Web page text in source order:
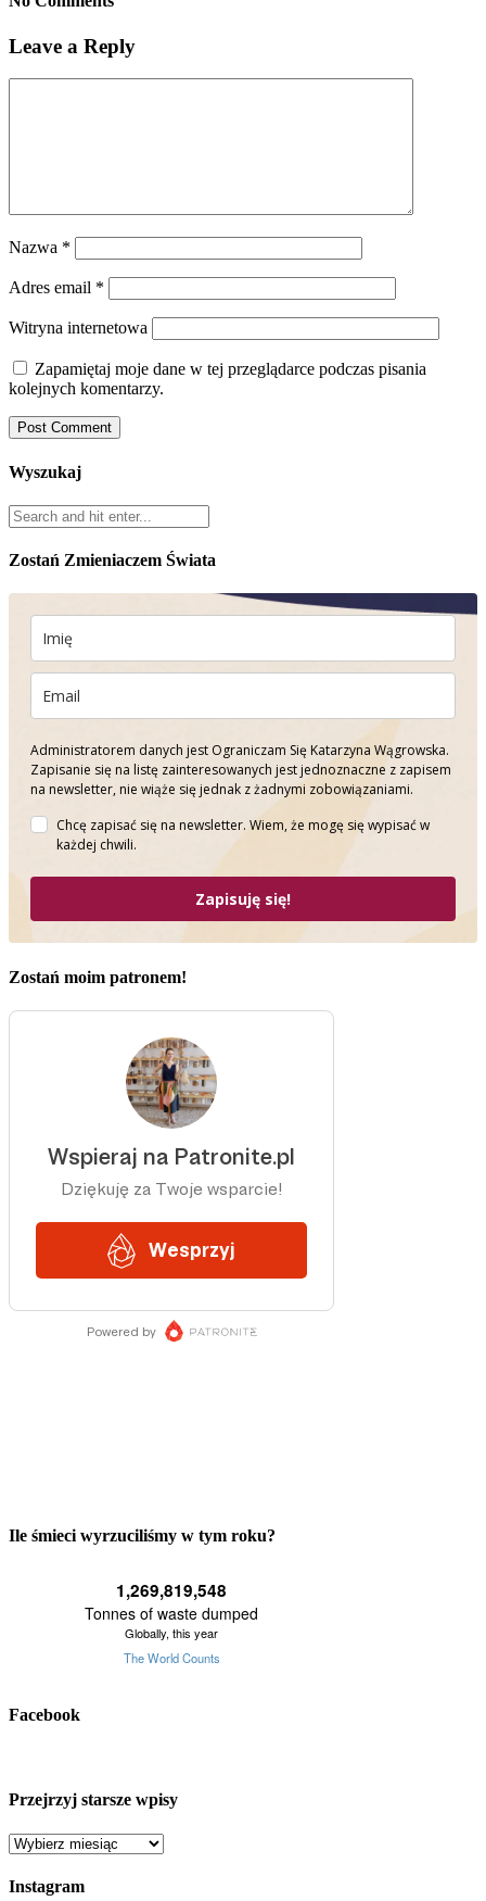
Leave a Reply
Nazwa *
Adres email *
Witryna internetowa
Zapamiętaj moje dane w tej przeglądarce podczas pisania
kolejnych komentarzy.
Wyszukaj
Zostań Zmieniaczem Świata
Administratorem danych jest Ograniczam Się Katarzyna Wągrowska.
Zapisanie się na listę zainteresowanych jest jednoznaczne z zapisem
na newsletter, nie wiąże się jednak z żadnymi zobowiązaniami.
Chcę zapisać się na newsletter. Wiem, że mogę się wypisać w
każdej chwili.
Zapisuję się!
Zostań moim patronem!
Ile śmieci wyrzuciliśmy w tym roku?
Facebook
Przejrzyj starsze wpisy
Przejrzyj
wpisy
Instagram